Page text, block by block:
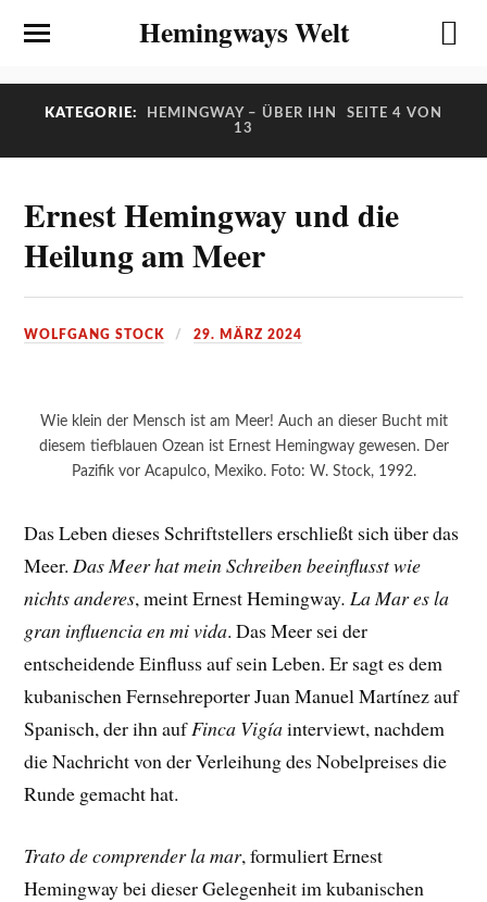
Hemingways Welt
KATEGORIE: HEMINGWAY – ÜBER IHN
SEITE 4 VON
13
Ernest Hemingway und die
Heilung am Meer
WOLFGANG STOCK 29. MÄRZ 2024
Wie klein der Mensch ist am Meer! Auch an dieser Bucht mit
diesem tiefblauen Ozean ist Ernest Hemingway gewesen. Der
Pazifik vor Acapulco, Mexiko. Foto: W. Stock, 1992.
Das Leben dieses Schriftstellers erschließt sich über das
Meer.Das Meer hat mein Schreiben beeinflusst wie
nichts anderes, meint Ernest Hemingway. La Mar es la
gran influencia en mi vida. Das Meer sei der
entscheidende Einfluss auf sein Leben. Er sagt es dem
kubanischen Fernsehreporter Juan Manuel Martínez auf
Spanisch, der ihn aufFinca Vigíainterviewt, nachdem
die Nachricht von der Verleihung des Nobelpreises die
Runde gemacht hat.
Trato de comprender la mar, formuliert Ernest
Hemingway bei dieser Gelegenheit im kubanischen